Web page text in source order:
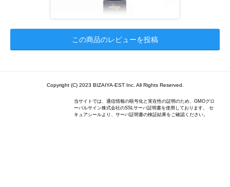
この商品のレビューを投稿
Copyright (C) 2023 BIZAIYA-EST Inc. All Rights Reserved.
当サイトでは、通信情報の暗号化と実在性の証明のため、GMOグロ
ーバルサイン株式会社のSSLサーバ証明書を使用しております。 セ
キュアシールより、サーバ証明書の検証結果をご確認ください。